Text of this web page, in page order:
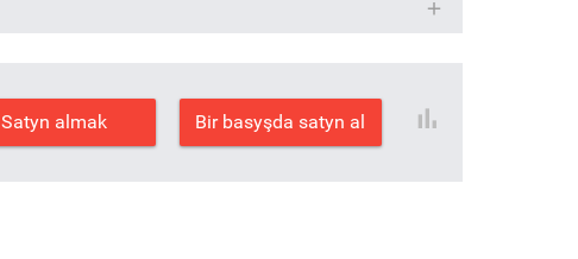
Satyn almak Bir basyşda satyn al